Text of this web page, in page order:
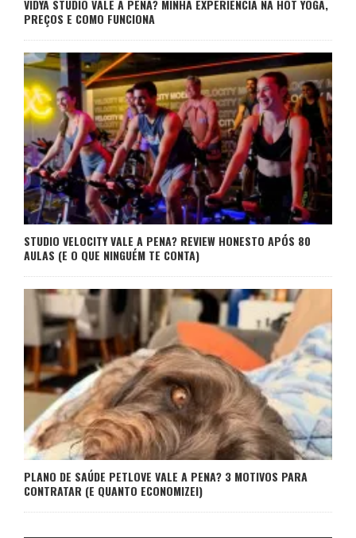
VIDYA STUDIO VALE A PENA? MINHA EXPERIÊNCIA NA HOT YOGA,
PREÇOS E COMO FUNCIONA
STUDIO VELOCITY VALE A PENA? REVIEW HONESTO APÓS 80
AULAS (E O QUE NINGUÉM TE CONTA)
PLANO DE SAÚDE PETLOVE VALE A PENA? 3 MOTIVOS PARA
CONTRATAR (E QUANTO ECONOMIZEI)